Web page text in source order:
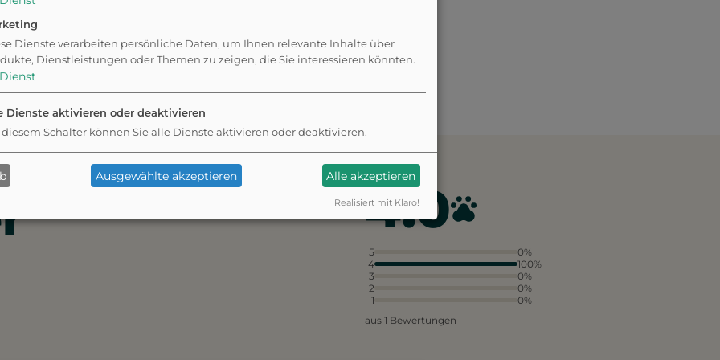
kommt. Für längere
im Grünen ist die
in Bamberg — ideal, wenn
und Natur bieten
4.0
5
0%
4
100%
3
0%
2
0%
1
0%
aus 1 Bewertungen
Dienste verarbeiten persönliche Daten, um Ihnen relevante Inhalte über
Dienstleistungen oder Themen zu zeigen, die Sie interessieren könnten.
Dienst
Dienste aktivieren oder deaktivieren
diesem Schalter können Sie alle Dienste aktivieren oder deaktivieren.
Ausgewählte akzeptieren Alle akzeptieren
Realisiert mit Klaro!